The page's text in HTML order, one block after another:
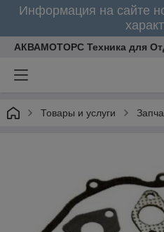
Информация на сайте
АКВАМОТОРС Техника для
Товары и услуги